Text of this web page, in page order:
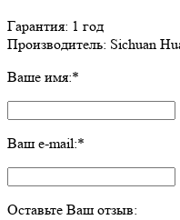
Гарантия: 1 год
Производитель: Sichuan
Ваше имя:*
Ваш e-mail:*
Оставьте Ваш отзыв: